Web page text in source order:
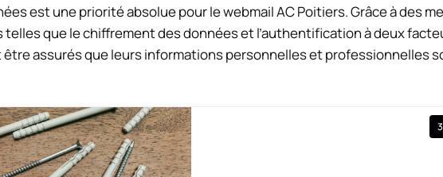
est une priorité absolue pour le webmail AC Poitiers. Grâce à des
que le chiffrement des données et l’authentification à deux
assurés que leurs informations personnelles et professionnelles